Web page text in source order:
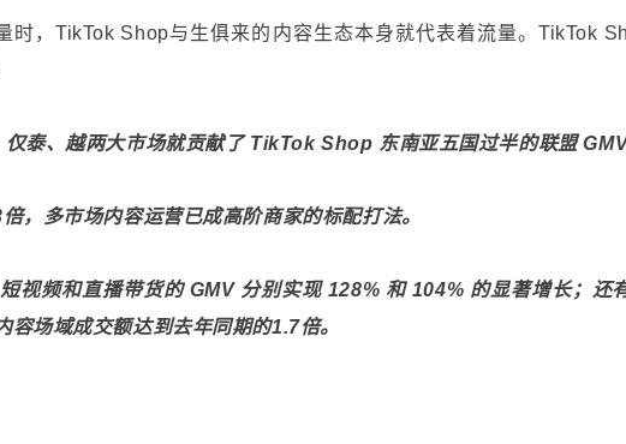
时，TikTok Shop与生俱来的内容生态本身就代表着流量。TikTok
泰、越两大市场就贡献了 TikTok Shop 东南亚五国过半的联盟 GMV
，多市场内容运营已成高阶商家的标配打法。
频和直播带货的 GMV 分别实现 128% 和 104% 的显著增长；还
场域成交额达到去年同期的1.7倍。